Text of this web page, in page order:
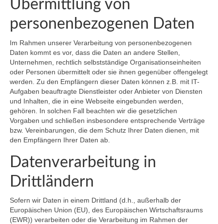
Übermittlung von
personenbezogenen Daten
Im Rahmen unserer Verarbeitung von personenbezogenen
Daten kommt es vor, dass die Daten an andere Stellen,
Unternehmen, rechtlich selbstständige Organisationseinheiten
oder Personen übermittelt oder sie ihnen gegenüber offengelegt
werden. Zu den Empfängern dieser Daten können z.B. mit IT-
Aufgaben beauftragte Dienstleister oder Anbieter von Diensten
und Inhalten, die in eine Webseite eingebunden werden,
gehören. In solchen Fall beachten wir die gesetzlichen
Vorgaben und schließen insbesondere entsprechende Verträge
bzw. Vereinbarungen, die dem Schutz Ihrer Daten dienen, mit
den Empfängern Ihrer Daten ab.
Datenverarbeitung in
Drittländern
Sofern wir Daten in einem Drittland (d.h., außerhalb der
Europäischen Union (EU), des Europäischen Wirtschaftsraums
(EWR)) verarbeiten oder die Verarbeitung im Rahmen der